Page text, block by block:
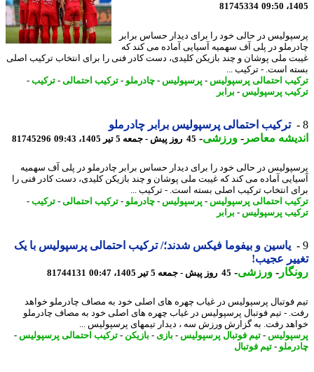
81745334
در حالی خود را برای دیدار حساس برابر
در پلی آف سهمیه آسیایی آماده می کند که
ملی پوشان و چند بازیکن کلیدی، دست کادر فنی را برای انتخاب ترکیب اصلی
است. - ترکیب ...
احتمالی پرسپولیس-پرسپولیس-چادرملو-ترکیب احتمالی-ترکیب -
پرسپولیس-برابر
ترکیب احتمالی پرسپولیس برابر چادرملو
معاصر-ورزشی-45 روز پیش - جمعه 5 تیر 1405، 09:43 81745296
در حالی خود را برای دیدار حساس برابر چادرملو در پلی آف سهمیه
آماده می کند که غیبت ملی پوشان و چند بازیکن کلیدی، دست کادر فنی را
انتخاب ترکیب اصلی بسته است. - ترکیب ...
احتمالی پرسپولیس-پرسپولیس-چادرملو-ترکیب احتمالی-ترکیب -
پرسپولیس-برابر
یاسین و بیفوما فیکس شدند؛/ ترکیب احتمالی پرسپولیس با یک
عجیب!
-ورزشی-45 روز پیش - جمعه 5 تیر 1405، 00:47 81744131
فوتبال پرسپولیس در غیاب چهره های اصلی خود به مصاف چادرملو خواهد
- تیم فوتبال پرسپولیس در غیاب چهره های اصلی خود به مصاف چادرملو
رفت. به گزارش ورزش سه ، دیدار تیمهای پرسپولیس ...
-تیم فوتبال پرسپولیس-بازی - بازیکن -ترکیب احتمالی پرسپولیس-
-تیم فوتبال